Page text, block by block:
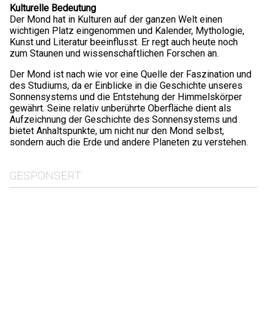
Kulturelle Bedeutung
Der Mond hat in Kulturen auf der ganzen Welt einen
wichtigen Platz eingenommen und Kalender, Mythologie,
Kunst und Literatur beeinflusst. Er regt auch heute noch
zum Staunen und wissenschaftlichen Forschen an.
Der Mond ist nach wie vor eine Quelle der Faszination und
des Studiums, da er Einblicke in die Geschichte unseres
Sonnensystems und die Entstehung der Himmelskörper
gewährt. Seine relativ unberührte Oberfläche dient als
Aufzeichnung der Geschichte des Sonnensystems und
bietet Anhaltspunkte, um nicht nur den Mond selbst,
sondern auch die Erde und andere Planeten zu verstehen.
GESPONSERT